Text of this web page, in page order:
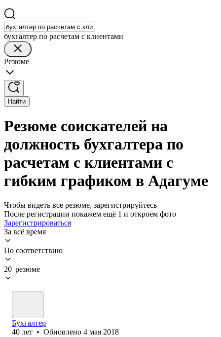
бухгалтер по расчетам с клиентами
Резюме
Найти
Резюме соискателей на
должность бухгалтера по
расчетам с клиентами с
гибким графиком в Адагуме
Чтобы видеть все резюме, зарегистрируйтесь
После регистрации покажем ещё 1 и откроем фото
Зарегистрироваться
За всё время
По соответствию
20 резюме
Бухгалтер
40 лет • Обновлено 4 мая 2018